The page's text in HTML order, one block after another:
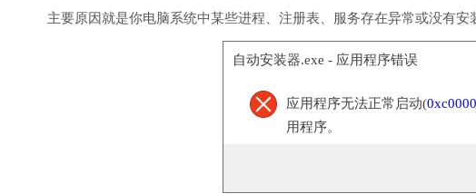
主要原因就是你电脑系统中某些进程、注册表、服务存在异常或没有安
自动安装器.exe - 应用程序错误
应用程序无法正常启动(
用程序。